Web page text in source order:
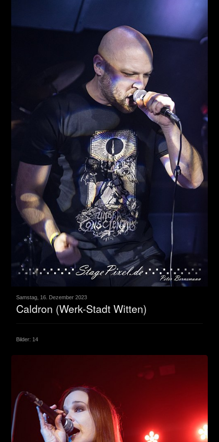
Samstag, 16. Dezember 2023
Caldron (Werk-Stadt Witten)
Bilder: 14